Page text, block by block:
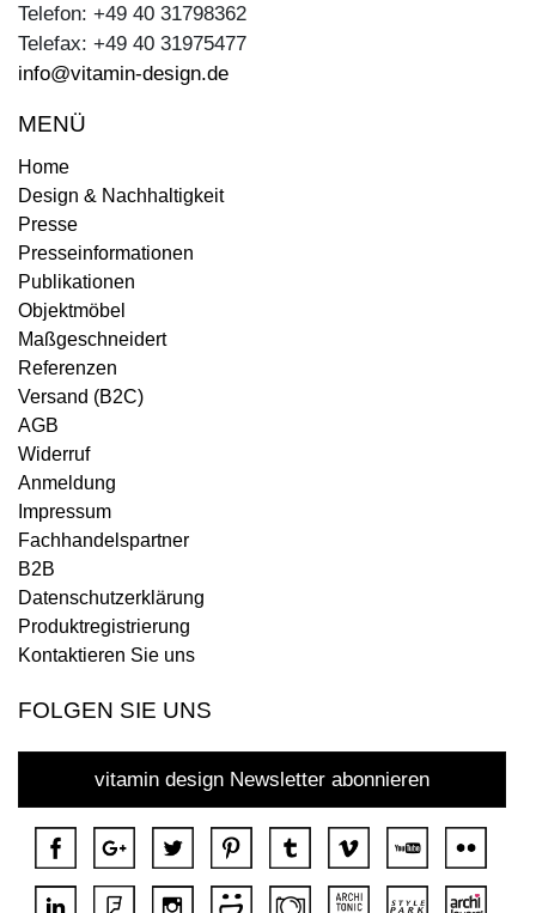
Telefon: +49 40 31798362
Telefax: +49 40 31975477
info@vitamin-design.de
MENÜ
Home
Design & Nachhaltigkeit
Presse
Presseinformationen
Publikationen
Objektmöbel
Maßgeschneidert
Referenzen
Versand (B2C)
AGB
Widerruf
Anmeldung
Impressum
Fachhandelspartner
B2B
Datenschutzerklärung
Produktregistrierung
Kontaktieren Sie uns
FOLGEN SIE UNS
vitamin design Newsletter abonnieren